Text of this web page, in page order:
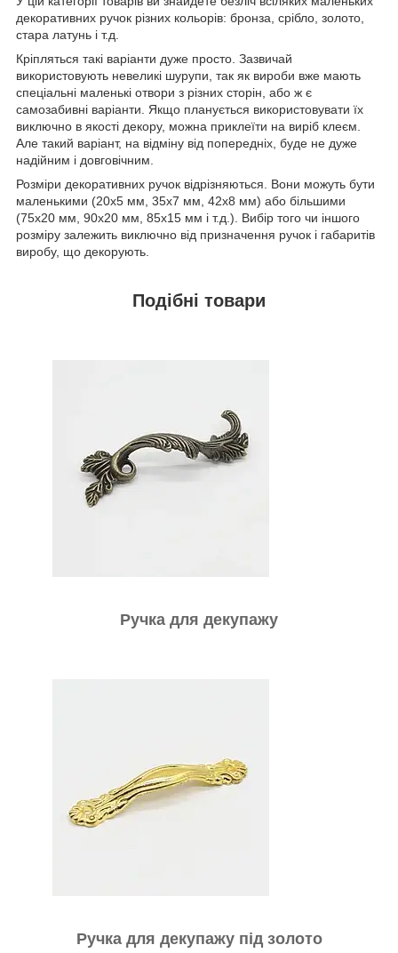
декоративних ручок різних кольорів: бронза, срібло, золото,
стара латунь і т.д.
Кріпляться такі варіанти дуже просто. Зазвичай
використовують невеликі шурупи, так як вироби вже мають
спеціальні маленькі отвори з різних сторін, або ж є
самозабивні варіанти. Якщо планується використовувати їх
виключно в якості декору, можна приклеїти на виріб клеєм.
Але такий варіант, на відміну від попередніх, буде не дуже
надійним і довговічним.
Розміри декоративних ручок відрізняються. Вони можуть бути
маленькими (20х5 мм, 35х7 мм, 42х8 мм) або більшими
(75х20 мм, 90х20 мм, 85х15 мм і т.д.). Вибір того чи іншого
розміру залежить виключно від призначення ручок і габаритів
виробу, що декорують.
Подібні товари
Ручка для декупажу
Ручка для декупажу під золото